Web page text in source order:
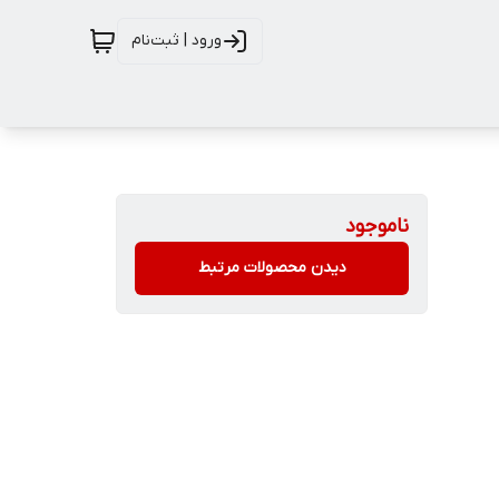
ورود | ثبت‌نام
ناموجود
دیدن محصولات مرتبط